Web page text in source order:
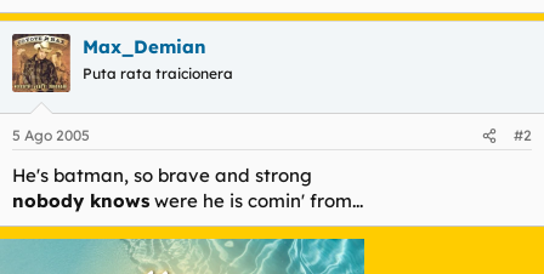
m
a
Max_Demian
Puta rata traicionera
5 Ago 2005 #2
He's batman, so brave and strong
nobody knows were he is comin' from...